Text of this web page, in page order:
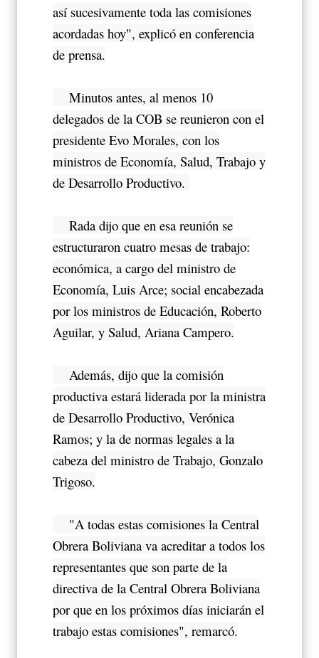
así sucesivamente toda las comisiones
acordadas hoy", explicó en conferencia
de prensa.
Minutos antes, al menos 10
delegados de la COB se reunieron con el
presidente Evo Morales, con los
ministros de Economía, Salud, Trabajo y
de Desarrollo Productivo.
Rada dijo que en esa reunión se
estructuraron cuatro mesas de trabajo:
económica, a cargo del ministro de
Economía, Luis Arce; social encabezada
por los ministros de Educación, Roberto
Aguilar, y Salud, Ariana Campero.
Además, dijo que la comisión
productiva estará liderada por la ministra
de Desarrollo Productivo, Verónica
Ramos; y la de normas legales a la
cabeza del ministro de Trabajo, Gonzalo
Trigoso.
"A todas estas comisiones la Central
Obrera Boliviana va acreditar a todos los
representantes que son parte de la
directiva de la Central Obrera Boliviana
por que en los próximos días iniciarán el
trabajo estas comisiones", remarcó.